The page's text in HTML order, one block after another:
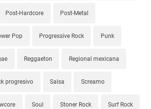
Post-Hardcore Post-Metal
Pop Progressive Rock Punk
Reggaeton Regional mexicana
progresivo Salsa Screamo
Soul Stoner Rock Surf Rock